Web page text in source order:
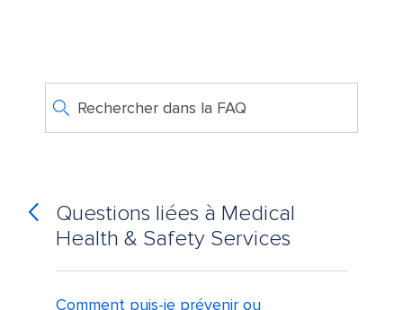
Rechercher dans la FAQ
Questions liées à Medical
Health & Safety Services
Comment puis-je prévenir ou